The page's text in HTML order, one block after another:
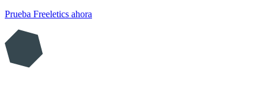
Prueba Freeletics ahora